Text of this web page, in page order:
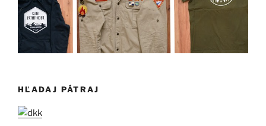
HĽADAJ PÁTRAJ